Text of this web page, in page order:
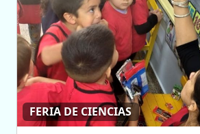
FERIA DE CIENCIAS